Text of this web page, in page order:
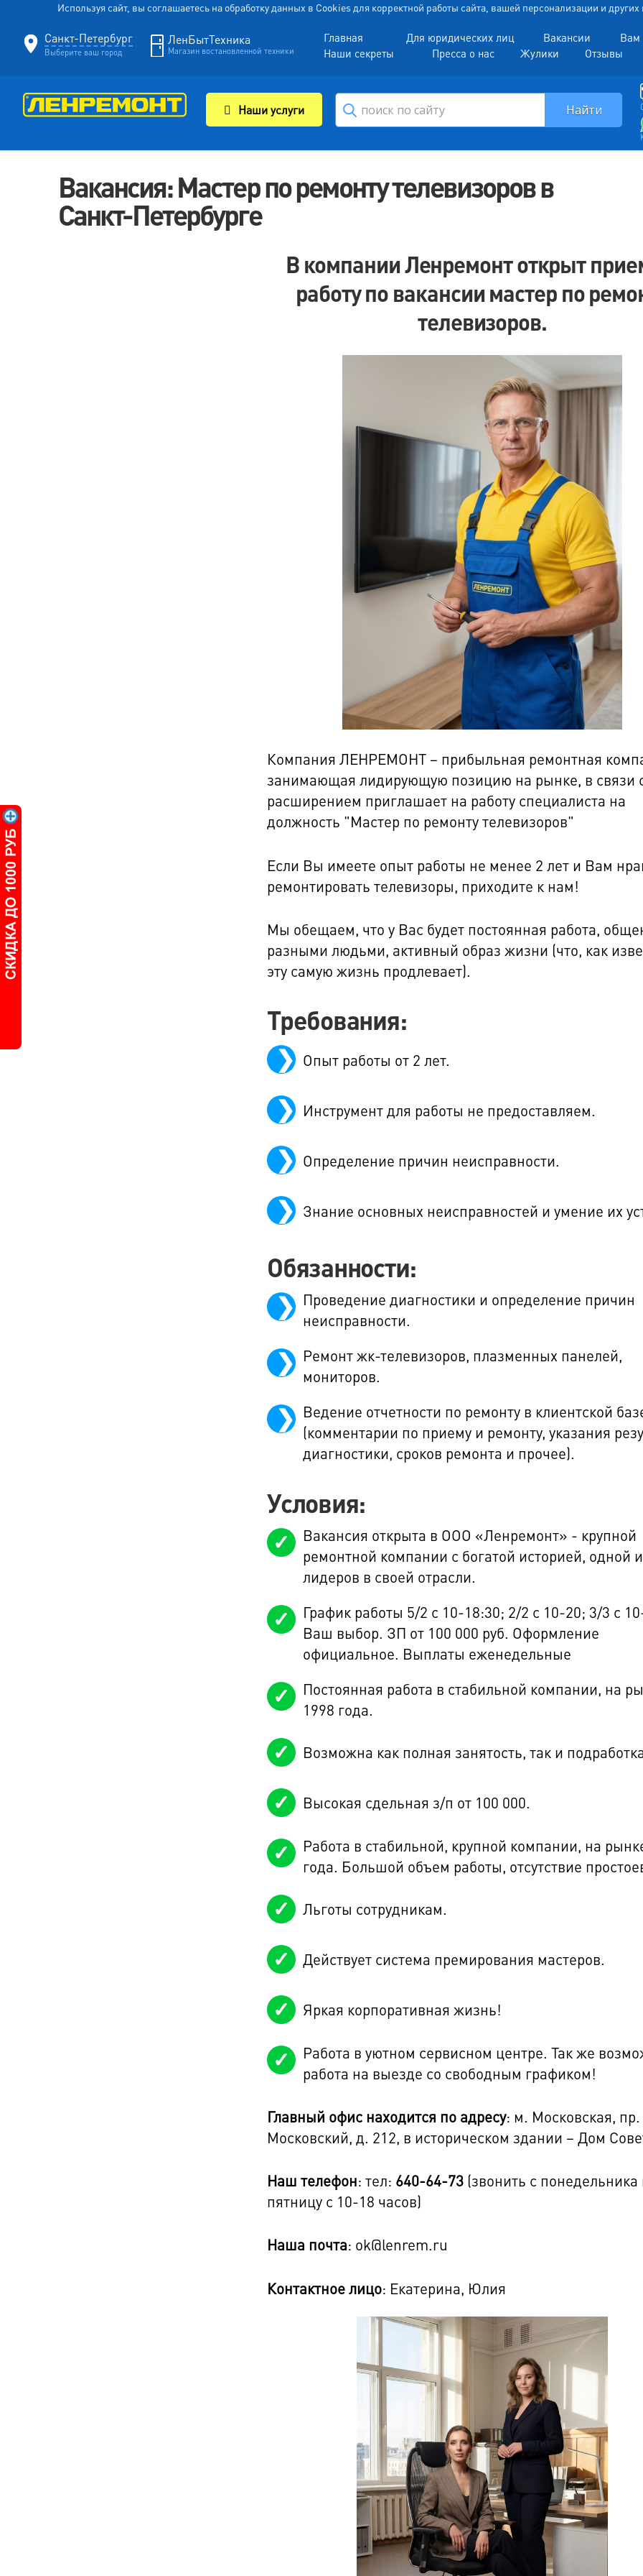
Используя сайт, вы соглашаетесь на обработку данных в Cookies для корректной работы сайта, вашей персонализации и
Санкт-Петербург
Выберите ваш город
ЛенБытТехника
Магазин востановленной техники
Главная Для юридических лиц Вакансии Вам
Наши секреты
Пресса о нас Жулики Отзывы
Наши услуги
Вакансия: Мастер по ремонту телевизоров в
Санкт-Петербурге
В компании Ленремонт открыт
работу по вакансии мастер по
телевизоров.
Компания ЛЕНРЕМОНТ – прибыльная ремонтная
занимающая лидирующую позицию на рынке, в связи
расширением приглашает на работу специалиста на
должность "Мастер по ремонту телевизоров"
Если Вы имеете опыт работы не менее 2 лет и Вам
ремонтировать телевизоры, приходите к нам!
Мы обещаем, что у Вас будет постоянная работа,
разными людьми, активный образ жизни (что, как
эту самую жизнь продлевает).
Требования:
Опыт работы от 2 лет.
Инструмент для работы не предоставляем.
Определение причин неисправности.
Знание основных неисправностей и умение их
Обязанности:
Проведение диагностики и определение причин
неисправности.
Ремонт жк-телевизоров, плазменных панелей,
мониторов.
Ведение отчетности по ремонту в клиентской
(комментарии по приему и ремонту, указания
диагностики, сроков ремонта и прочее).
Условия:
Вакансия открыта в ООО «Ленремонт» - крупной
ремонтной компании с богатой историей, одной
лидеров в своей отрасли.
График работы 5/2 с 10-18:30; 2/2 с 10-20; 3/3 с
Ваш выбор. ЗП от 100 000 руб. Оформление
официальное. Выплаты еженедельные
Постоянная работа в стабильной компании, на
1998 года.
Возможна как полная занятость, так и
Высокая сдельная з/п от 100 000.
Работа в стабильной, крупной компании, на
года. Большой объем работы, отсутствие
Льготы сотрудникам.
Действует система премирования мастеров.
Яркая корпоративная жизнь!
Работа в уютном сервисном центре. Так же
работа на выезде со свободным графиком!
Главный офис находится по адресу: м. Московская, пр.
Московский, д. 212, в историческом здании – Дом
Наш телефон: тел: 640-64-73 (звонить с понедельника
пятницу с 10-18 часов)
Наша почта: ok@lenrem.ru
Контактное лицо: Екатерина, Юлия